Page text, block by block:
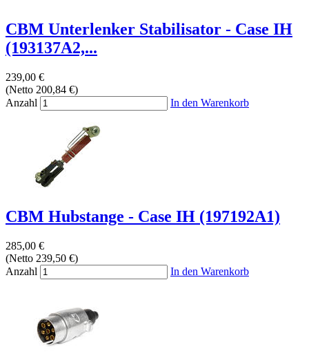
CBM Unterlenker Stabilisator - Case IH
(193137A2,...
239,00 €
(Netto 200,84 €)
Anzahl
In den Warenkorb
CBM Hubstange - Case IH (197192A1)
285,00 €
(Netto 239,50 €)
Anzahl
In den Warenkorb